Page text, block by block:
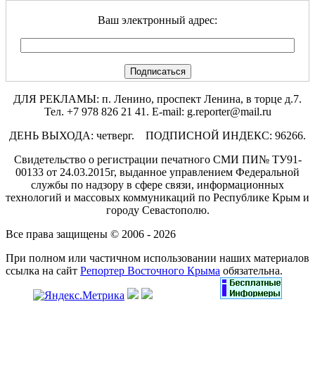
Ваш электронный адрес:
ДЛЯ РЕКЛАМЫ: п. Ленино, проспект Ленина, в торце д.7.
Тел. +7 978 826 21 41. E-mail: g.reporter@mail.ru
ДЕНЬ ВЫХОДА: четверг. ПОДПИСНОЙ ИНДЕКС: 96266.
Свидетельство о регистрации печатного СМИ ПИ№ ТУ91-
00133 от 24.03.2015г, выданное управлением Федеральной
службы по надзору в сфере связи, информационных
технологий и массовых коммуникаций по Республике Крым и
городу Севастополю.
Все права защищены © 2006 - 2026
При полном или частичном использовании наших материалов
ссылка на сайт Репортер Восточного Крыма обязательна.